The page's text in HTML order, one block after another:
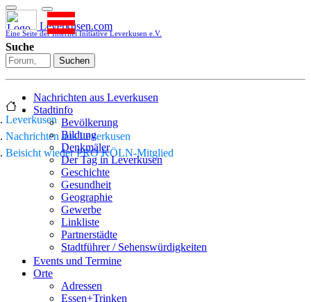
Leverkusen.com
Eine Seite der Internet Initiative Leverkusen e.V.
Suche
Suchen
Nachrichten aus Leverkusen
Stadtinfo
Bevölkerung
Bildung
Denkmäler
Der Tag in Leverkusen
Geschichte
Gesundheit
Geographie
Gewerbe
Linkliste
Partnerstädte
Stadtführer / Sehenswürdigkeiten
Stadtplan
Sport
Who is who
Events und Termine
Orte
Adressen
Essen+Trinken
Leverkusen
Nachrichten aus Leverkusen
Beisicht wieder PRO KÖLN-Mitglied